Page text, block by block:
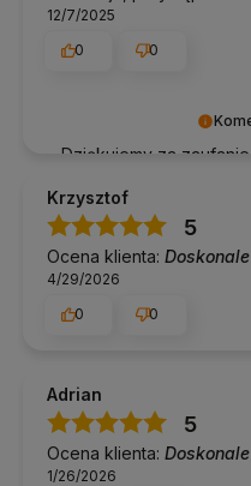
Dziękujemy za
12/7/2025
0
0
Krzysztof
5
Ocena klienta: Doskonale
4/29/2026
0
0
Adrian
5
Ocena klienta: Doskonale
1/26/2026